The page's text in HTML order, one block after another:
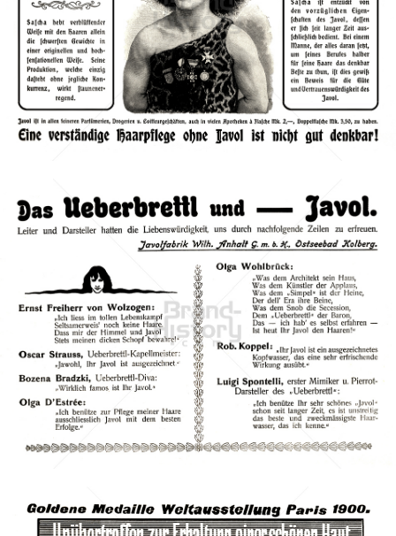
JAVOL Kosmetik
Henkel Central Eastern Europe GmbH
1901
Bild-ID: 40690
JAVOL Kosmetik
Henkel Central Eastern Europe GmbH
1901
Bild-ID: 40694